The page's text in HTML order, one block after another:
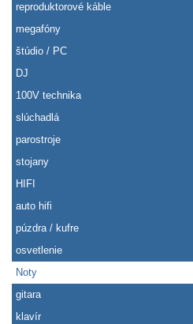
reproduktorové káble
megafóny
štúdio / PC
DJ
100V technika
slúchadlá
parostroje
stojany
HIFI
auto hifi
púzdra / kufre
osvetlenie
Noty
gitara
klavír